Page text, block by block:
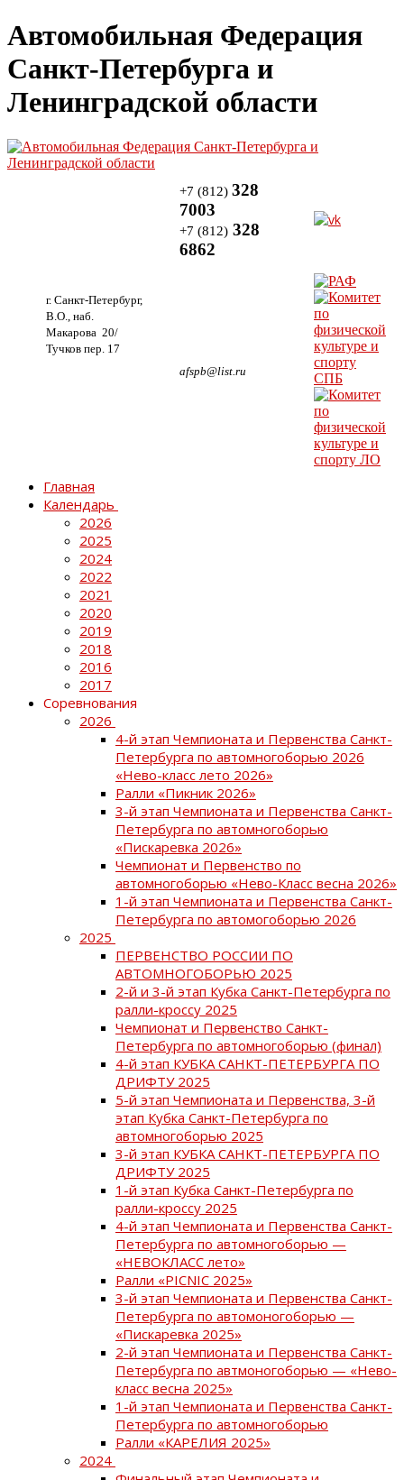
Автомобильная Федерация
Санкт-Петербурга и
Ленинградской области
г. Санкт-Петербург,
В.О., наб.
Макарова 20/
Тучков пер. 17
+7 (812) 328
7003
+7 (812) 328
6862
afspb@list.ru
Главная
Календарь
2026
2025
2024
2022
2021
2020
2019
2018
2016
2017
Соревнования
2026
4-й этап Чемпионата и Первенства Санкт-
Петербурга по автомногоборью 2026
«Нево-класс лето 2026»
Ралли «Пикник 2026»
3-й этап Чемпионата и Первенства Санкт-
Петербурга по автомногоборью
«Пискаревка 2026»
Чемпионат и Первенство по
автомногоборью «Нево-Класс весна 2026»
1-й этап Чемпионата и Первенства Санкт-
Петербурга по автомогоборью 2026
2025
ПЕРВЕНСТВО РОССИИ ПО
АВТОМНОГОБОРЬЮ 2025
2-й и 3-й этап Кубка Санкт-Петербурга по
ралли-кроссу 2025
Чемпионат и Первенство Санкт-
Петербурга по автомногоборью (финал)
4-й этап КУБКА САНКТ-ПЕТЕРБУРГА ПО
ДРИФТУ 2025
5-й этап Чемпионата и Первенства, 3-й
этап Кубка Санкт-Петербурга по
автомногоборью 2025
3-й этап КУБКА САНКТ-ПЕТЕРБУРГА ПО
ДРИФТУ 2025
1-й этап Кубка Санкт-Петербурга по
ралли-кроссу 2025
4-й этап Чемпионата и Первенства Санкт-
Петербурга по автомногоборью —
«НЕВОКЛАСС лето»
Ралли «PICNIC 2025»
3-й этап Чемпионата и Первенства Санкт-
Петербурга по автомоногоборью —
«Пискаревка 2025»
2-й этап Чемпионата и Первенства Санкт-
Петербурга по автмоногоборью — «Нево-
класс весна 2025»
1-й этап Чемпионата и Первенства Санкт-
Петербурга по автомногоборью
Ралли «КАРЕЛИЯ 2025»
2024